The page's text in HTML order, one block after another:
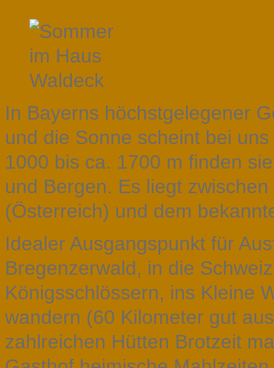
In Bayerns höchstgelegener
und die Sonne scheint bei
1000 bis ca. 1700 m finden
und Bergen. Es liegt
(Österreich) und dem
Idealer Ausgangspunkt für
Bregenzerwald, in die
Königsschlössern, ins Kleine
wandern (60 Kilometer gut
zahlreichen Hütten Brotzeit